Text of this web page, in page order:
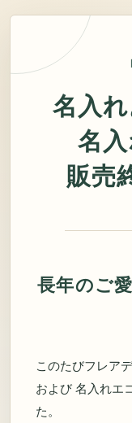
名入
名
販売
長年のご
このたびフレア
および 名入れエ
た。